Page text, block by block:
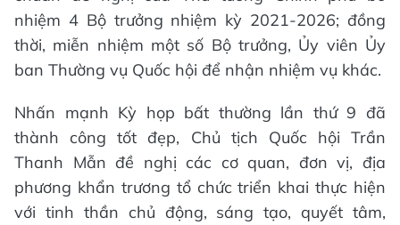
nhiệm 4 Bộ trưởng nhiệm kỳ 2021-2026; đồng
thời, miễn nhiệm một số Bộ trưởng, Ủy viên Ủy
ban Thường vụ Quốc hội để nhận nhiệm vụ khác.
Nhấn mạnh Kỳ họp bất thường lần thứ 9 đã
thành công tốt đẹp, Chủ tịch Quốc hội Trần
Thanh Mẫn đề nghị các cơ quan, đơn vị, địa
phương khẩn trương tổ chức triển khai thực hiện
với tinh thần chủ động, sáng tạo, quyết tâm,